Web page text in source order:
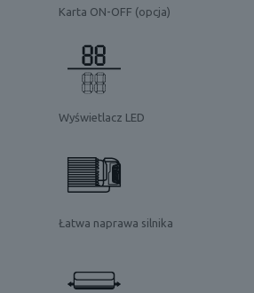
Karta ON-OFF (opcja)
Wyświetlacz LED
Łatwa naprawa silnika